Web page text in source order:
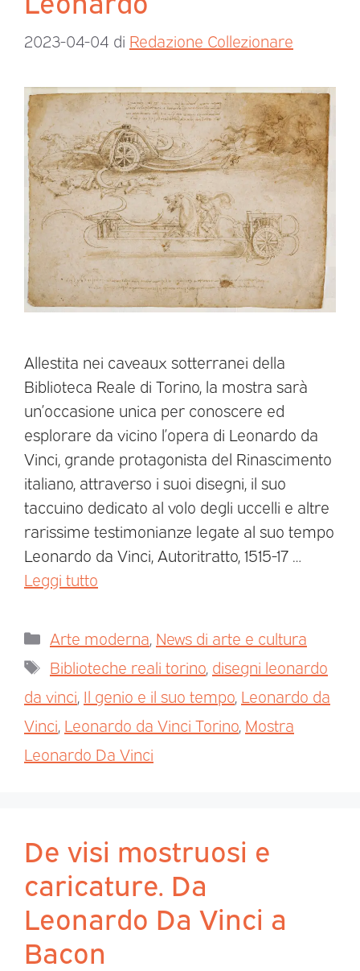
2023-04-04 di Redazione Collezionare
Allestita nei caveaux sotterranei della
Biblioteca Reale di Torino, la mostra sarà
un’occasione unica per conoscere ed
esplorare da vicino l’opera di Leonardo da
Vinci, grande protagonista del Rinascimento
italiano, attraverso i suoi disegni, il suo
taccuino dedicato al volo degli uccelli e altre
rarissime testimonianze legate al suo tempo
Leonardo da Vinci, Autoritratto, 1515-17 …
Leggi tutto
Arte moderna News di arte e cultura
Biblioteche reali torino disegni leonardo
da vinci Il genio e il suo tempo Leonardo da
Vinci Leonardo da Vinci Torino Mostra
Leonardo Da Vinci
De visi mostruosi e
caricature. Da
Leonardo Da Vinci a
Bacon